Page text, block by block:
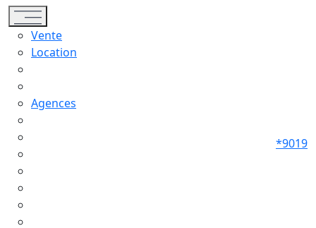
Toggle navigation
Vente
Location
Agences
*9019